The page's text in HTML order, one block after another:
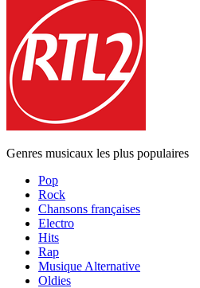
Genres musicaux les plus populaires
Pop
Rock
Chansons françaises
Electro
Hits
Rap
Musique Alternative
Oldies